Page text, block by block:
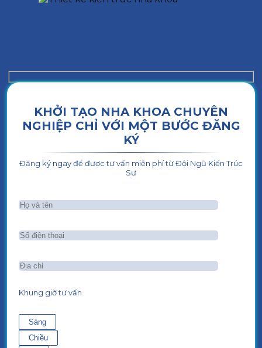
KHỞI TẠO NHA KHOA CHUYÊN
NGHIỆP CHỈ VỚI MỘT BƯỚC ĐĂNG
KÝ
Đăng ký ngay để được tư vấn miễn phí từ Đội Ngũ Kiến Trúc
Sư
Khung giờ tư vấn
Sáng
Chiều